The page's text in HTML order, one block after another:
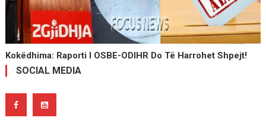
Kokëdhima: Raporti I OSBE-ODIHR Do Të Harrohet Shpejt!
SOCIAL MEDIA